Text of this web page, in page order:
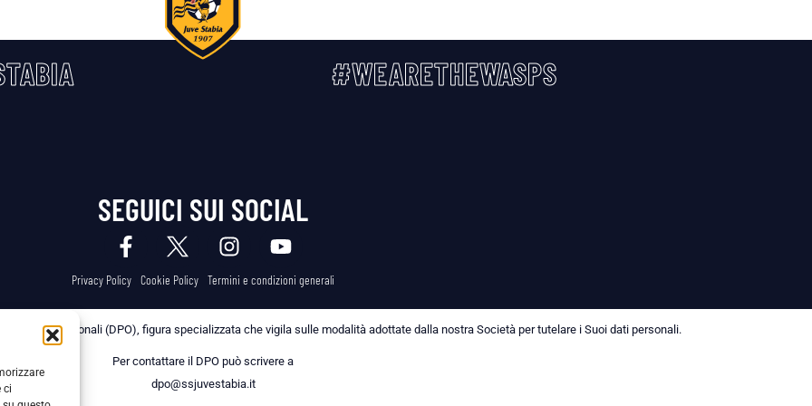
ci
#WEARETHEWASPS
SEGUICI SUI SOCIAL
Privacy Policy Cookie Policy Termini e condizioni generali
dei Dati Personali (DPO), figura specializzata che vigila sulle modalità adottate dalla nostra Società per tutelare i Suoi dati personali.
Per contattare il DPO può scrivere a
dpo@ssjuvestabia.it